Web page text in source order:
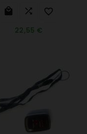
  
22,55 €